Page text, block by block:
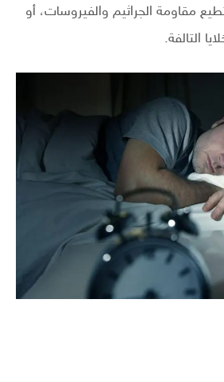
مقاومة الجراثيم والفيروسات، أو
التالفة.